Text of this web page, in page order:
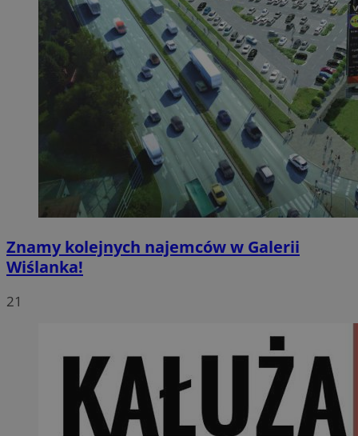
Znamy kolejnych najemców w Galerii
Wiślanka!
21